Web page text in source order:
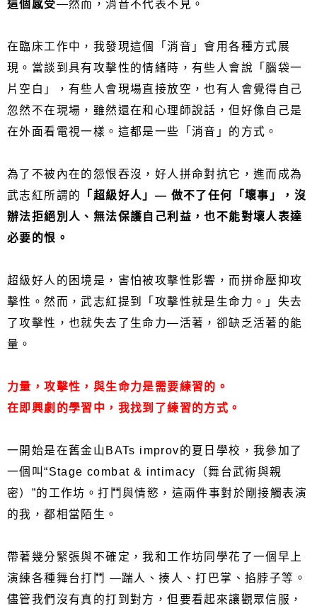
這個感受—然而，消音不代表不見。
在臨床工作中，我發現這個「消音」會用各種方式展
現。當談到具有攻擊性的情緒時，有些人會說「腦袋一
片空白」，有些人會現場直接放空，也有人會覺得自己
忽然不在現場，雖然還在和心理師說話，但好像自己是
在外面看電視一樣。這都是一些「消音」的方式。
為了不被內在的怨恨吞沒，好人拼命對抗它，進而成為
武志紅所謂的
「超級好人」— 做不了任何「壞事」，沒
辦法拒絕別人、無法保護自己利益，也不能對壞人表達
必要的恨。
超級好人的困境是，害怕被攻擊性影響，而拼命壓抑攻
擊性。然而，武志紅提到「攻擊性就是生命力。」失去
了攻擊性，也就失去了生命力—活著，卻缺乏活著的能
量。
力量，攻擊性，與生命力是需要練習的。
在即興劇的學習中，我找到了練習的方式。
一開始是在舊金山BATs improv的夏日學校，我參加了
一個叫“Stage combat & intimacy（舞台武術與親
密）”的工作坊。打鬥與情慾，這兩件事對於剛接觸表演
的我，都相當陌生。
帶著幾分緊張與不確定，我和工作坊同學花了一個早上
演練各種舞台打鬥 —踹人、揍人、打巴掌、掐脖子等。
儘管我們沒有真的打到對方，但要看起來讓觀眾信服，